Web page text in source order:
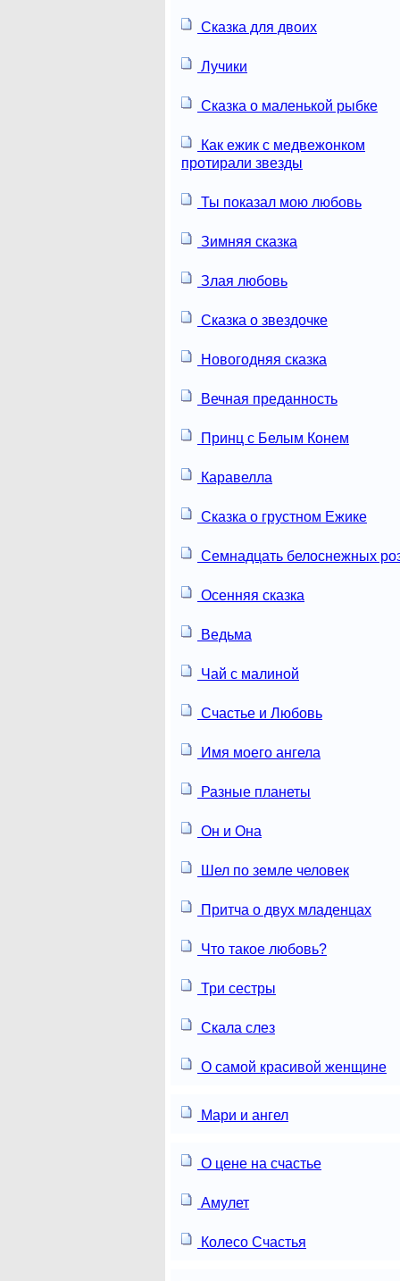
Сказка для двоих
Лучики
Сказка о маленькой рыбке
Как ежик с медвежонком
протирали звезды
Ты показал мою любовь
Зимняя сказка
Злая любовь
Сказка о звездочке
Новогодняя сказка
Вечная преданность
Принц с Белым Конем
Каравелла
Сказка о грустном Ежике
Семнадцать белоснежных
Осенняя сказка
Ведьма
Чай с малиной
Счастье и Любовь
Имя моего ангела
Разные планеты
Он и Она
Шел по земле человек
Притча о двух младенцах
Что такое любовь?
Три сестры
Скала слез
О самой красивой женщине
Мари и ангел
О цене на счастье
Амулет
Колесо Счастья